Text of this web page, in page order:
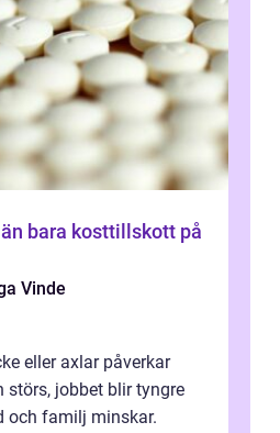
Vinde
eller axlar påverkar
störs, jobbet blir tyngre
och familj minskar.